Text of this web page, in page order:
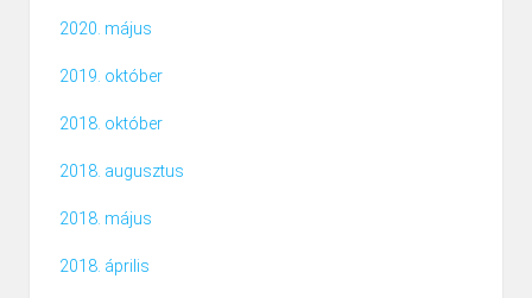
2020. május
2019. október
2018. október
2018. augusztus
2018. május
2018. április